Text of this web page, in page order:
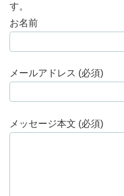
す。
お名前
メールアドレス (必須)
メッセージ本文 (必須)